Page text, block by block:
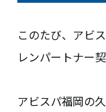
このたび、アビ
レンパートナー
アビスパ福岡の